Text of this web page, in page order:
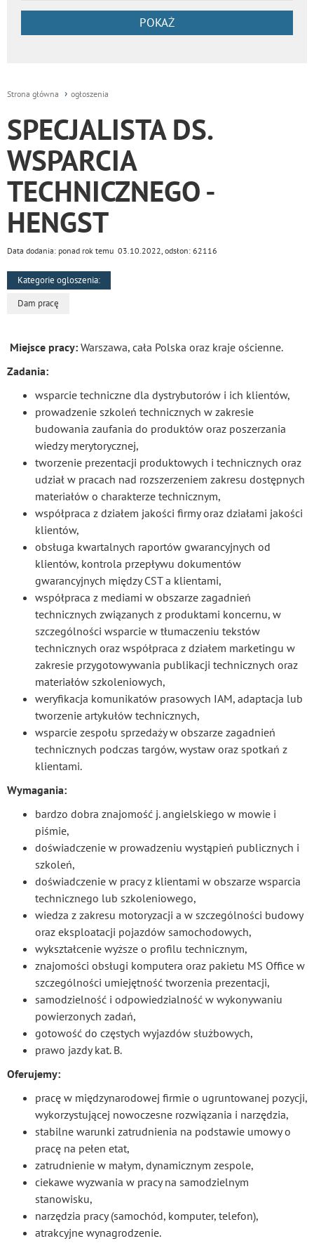
POKAŻ
Strona główna ogłoszenia
SPECJALISTA DS.
WSPARCIA
TECHNICZNEGO -
HENGST
Data dodania: ponad rok temu 03.10.2022, odsłon: 62116
Kategorie ogloszenia:
Dam pracę
Miejsce pracy: Warszawa, cała Polska oraz kraje ościenne.
Zadania:
wsparcie techniczne dla dystrybutorów i ich klientów,
prowadzenie szkoleń technicznych w zakresie
budowania zaufania do produktów oraz poszerzania
wiedzy merytorycznej,
tworzenie prezentacji produktowych i technicznych oraz
udział w pracach nad rozszerzeniem zakresu dostępnych
materiałów o charakterze technicznym,
współpraca z działem jakości firmy oraz działami jakości
klientów,
obsługa kwartalnych raportów gwarancyjnych od
klientów, kontrola przepływu dokumentów
gwarancyjnych między CST a klientami,
współpraca z mediami w obszarze zagadnień
technicznych związanych z produktami koncernu, w
szczególności wsparcie w tłumaczeniu tekstów
technicznych oraz współpraca z działem marketingu w
zakresie przygotowywania publikacji technicznych oraz
materiałów szkoleniowych,
weryfikacja komunikatów prasowych IAM, adaptacja lub
tworzenie artykułów technicznych,
wsparcie zespołu sprzedaży w obszarze zagadnień
technicznych podczas targów, wystaw oraz spotkań z
klientami.
Wymagania:
bardzo dobra znajomość j. angielskiego w mowie i
piśmie,
doświadczenie w prowadzeniu wystąpień publicznych i
szkoleń,
doświadczenie w pracy z klientami w obszarze wsparcia
technicznego lub szkoleniowego,
wiedza z zakresu motoryzacji a w szczególności budowy
oraz eksploatacji pojazdów samochodowych,
wykształcenie wyższe o profilu technicznym,
znajomości obsługi komputera oraz pakietu MS Office w
szczególności umiejętność tworzenia prezentacji,
samodzielność i odpowiedzialność w wykonywaniu
powierzonych zadań,
gotowość do częstych wyjazdów służbowych,
prawo jazdy kat. B.
Oferujemy:
pracę w międzynarodowej firmie o ugruntowanej pozycji,
wykorzystującej nowoczesne rozwiązania i narzędzia,
stabilne warunki zatrudnienia na podstawie umowy o
pracę na pełen etat,
zatrudnienie w małym, dynamicznym zespole,
ciekawe wyzwania w pracy na samodzielnym
stanowisku,
narzędzia pracy (samochód, komputer, telefon),
atrakcyjne wynagrodzenie.